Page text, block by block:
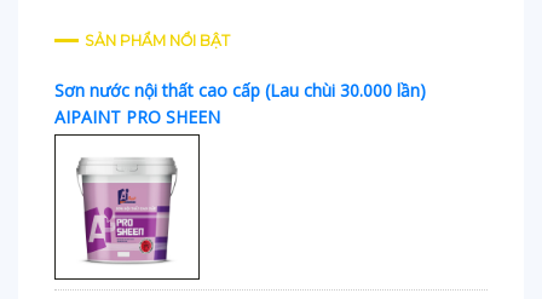
SẢN PHẨM NỔI BẬT
Sơn nước nội thất cao cấp (Lau chùi 30.000 lần)
AIPAINT PRO SHEEN